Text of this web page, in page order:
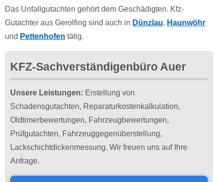
Das Unfallgutachten gehört dem Geschädigten. Kfz-
Gutachter aus Gerolfing sind auch in Dünzlau, Haunwöhr
und Pettenhofen tätig.
KFZ-Sachverständigenbüro Auer
Unsere Leistungen: Erstellung von
Schadensgutachten, Reparaturkostenkalkulation,
Oldtimerbewertungen, Fahrzeugbewertungen,
Prüfgutachten, Fahrzeuggegenüberstellung,
Lackschichtdickenmessung. Wir freuen uns auf Ihre
Anfrage.